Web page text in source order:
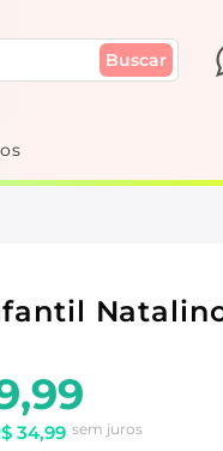
Buscar
34,99 sem juros